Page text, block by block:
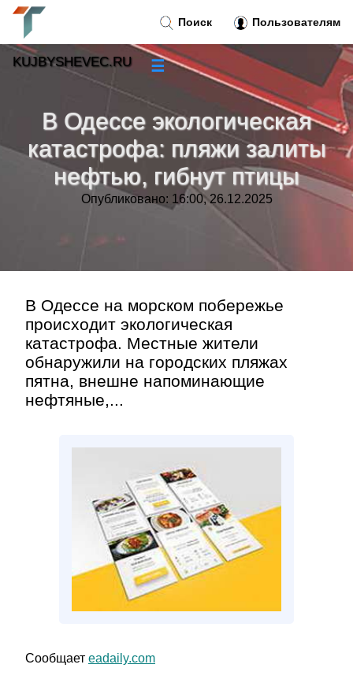
В Одессе экологическая
катастрофа: пляжи залиты
нефтью, гибнут птицы
Опубликовано: 16:00, 26.12.2025
В Одессе на морском побережье
происходит экологическая
катастрофа. Местные жители
обнаружили на городских пляжах
пятна, внешне напоминающие
нефтяные,...
Сообщает eadaily.com
Поиск Пользователям
KUJBYSHEVEC.RU ☰
Новости»
Тренды новостей»
Рубрики»
Контакт»